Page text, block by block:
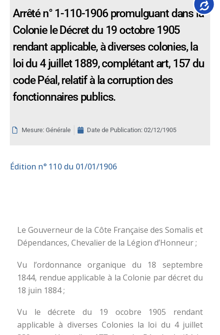
Arrêté n° 1-110-1906 promulguant dans la
Colonie le Décret du 19 octobre 1905
rendant applicable, à diverses colonies, la
loi du 4 juillet 1889, complétant art, 157 du
code Péal, relatif à la corruption des
fonctionnaires publics.
Mesure: Générale Date de Publication: 02/12/1905
Édition n° 110 du 01/01/1906
Le Gouverneur de la Côte Française des Somalis et
Dépendances, Chevalier de la Légion d’Honneur ;
Vu l’ordonnance organique du 18 septembre
1844, rendue applicable à la Colonie par décret du
18 juin 1884 ;
Vu le décrete du 19 ocobre 1905 rendant
applicable à diverses Colonies la loi du 4 juillet